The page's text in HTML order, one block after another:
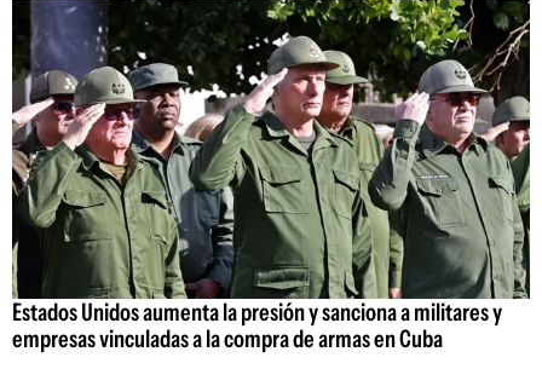
Estados Unidos aumenta la presión y sanciona a militares y
empresas vinculadas a la compra de armas en Cuba